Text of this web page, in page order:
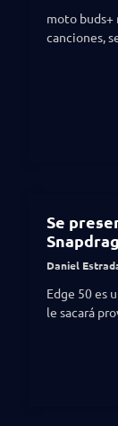
moto buds+
canciones,
Se
Daniel
Edge 50 es
le sacará